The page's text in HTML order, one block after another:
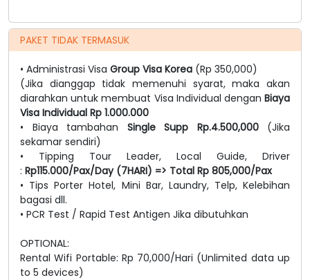
PAKET TIDAK TERMASUK
• Administrasi Visa Group Visa Korea (Rp 350,000)
(Jika dianggap tidak memenuhi syarat, maka akan
diarahkan untuk membuat Visa Individual dengan Biaya
Visa Individual Rp 1.000.000
• Biaya tambahan Single Supp Rp.4.500,000(Jika
sekamar sendiri)
• Tipping Tour Leader, Local Guide, Driver
: Rp115.000/Pax/Day (7HARI) => Total Rp 805,000/Pax
• Tips Porter Hotel, Mini Bar, Laundry, Telp, Kelebihan
bagasi dll.
• PCR Test / Rapid Test Antigen Jika dibutuhkan
OPTIONAL:
Rental Wifi Portable: Rp 70,000/Hari (Unlimited data up
to 5 devices)